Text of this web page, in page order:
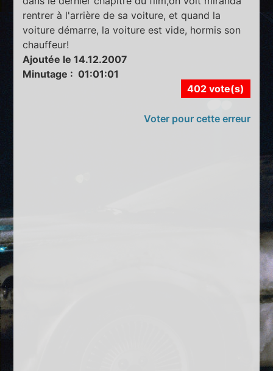
rentrer à l'arrière de sa voiture, et quand la
voiture démarre, la voiture est vide, hormis son
chauffeur!
Ajoutée le 14.12.2007
Minutage : 01:01:01
402 vote(s)
Voter pour cette erreur